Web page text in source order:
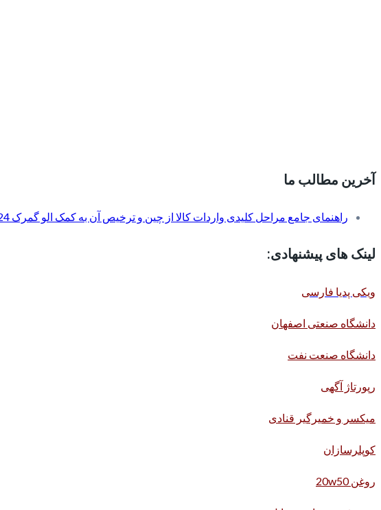
آخرین مطالب ما
راهنمای جامع مراحل کلیدی واردات کالا از چین و ترخیص آن به کمک الو گمرک 24
لینک های پیشنهادی:
ویکی پدیا فارسی
دانشگاه صنعتی اصفهان
دانشگاه صنعت نفت
رپورتاژ آگهی
میکسر و خمیرگیر قنادی
کوپلرسازان
روغن 20w50